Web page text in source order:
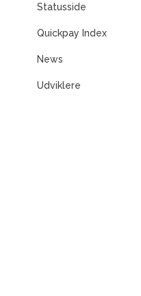
Statusside
Quickpay Index
News
Udviklere